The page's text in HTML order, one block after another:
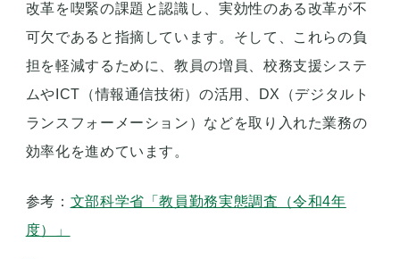
改革を喫緊の課題と認識し、実効性のある改革が不
可欠であると指摘しています。そして、これらの負
担を軽減するために、教員の増員、校務支援システ
ムやICT（情報通信技術）の活用、DX（デジタルト
ランスフォーメーション）などを取り入れた業務の
効率化を進めています。
参考： 文部科学省「教員勤務実態調査（令和4年
度）」